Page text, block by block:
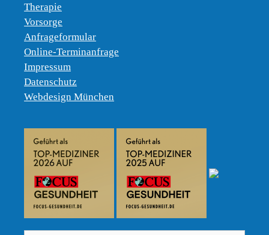
Therapie
Vorsorge
Anfrageformular
Online-Terminanfrage
Impressum
Datenschutz
Webdesign München